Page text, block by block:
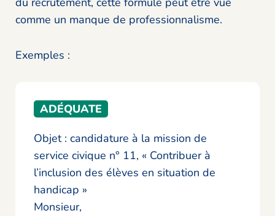
comme un manque de professionnalisme.
Exemples :
ADÉQUATE
Objet : candidature à la mission de
service civique n° 11, « Contribuer à
l’inclusion des élèves en situation de
handicap »
Monsieur,